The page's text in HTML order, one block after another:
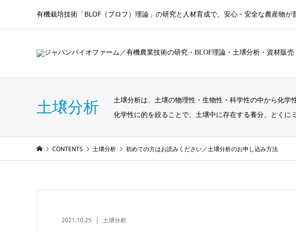
有機栽培技術「BLOF（ブロフ）理論」の研究と人材育成で、安心・安全な農産物
土壌分析
土壌分析は、土壌の物理性・生物性・科学性の中から化学
化学性に的を絞ることで、土壌中に存在する養分、とくに
CONTENTS 土壌分析 初めての方はお読みください／土壌分析のお申し込み方法
2021.10.25 土壌分析